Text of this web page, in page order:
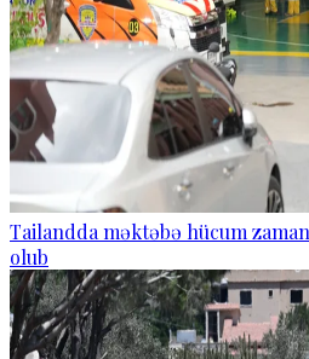
Tailandda məktəbə hücum
olub